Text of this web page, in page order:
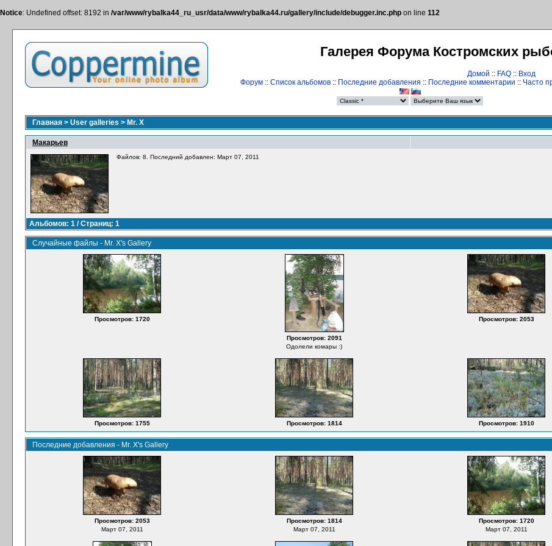
Notice: Undefined offset: 8192 in /var/www/rybalka44_ru_usr/data/www/rybalka44.ru/gallery/include/debugger.inc.php on line 112
Галерея Форума Костромских
Домой :: FAQ :: Вход
Форум:: Список альбомов:: Последние добавления :: Последние комментарии :: Часто
Главная > User galleries > Mr. X
Макарьев
Файлов: 8. Последний добавлен: Март 07, 2011
Альбомов: 1 / Страниц: 1
Случайные файлы - Mr. X's Gallery
Просмотров: 1720
Просмотров: 2091
Одолели комары :)
Просмотров: 2053
Просмотров: 1755 Просмотров: 1814 Просмотров: 1910
Последние добавления - Mr. X's Gallery
Просмотров: 2053
Март 07, 2011
Просмотров: 1814
Март 07, 2011
Просмотров: 1720
Март 07, 2011